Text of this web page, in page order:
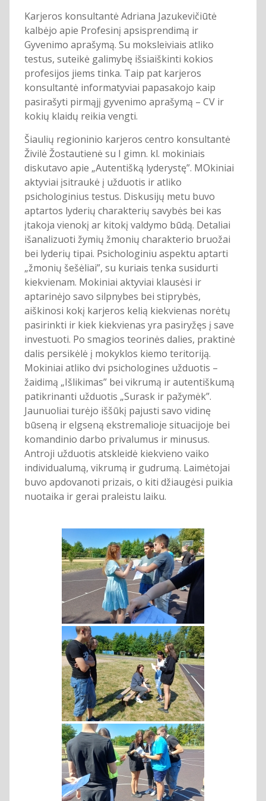
Karjeros konsultantė Adriana Jazukevičiūtė
kalbėjo apie Profesinį apsisprendimą ir
Gyvenimo aprašymą. Su moksleiviais atliko
testus, suteikė galimybę išsiaiškinti kokios
profesijos jiems tinka. Taip pat karjeros
konsultantė informatyviai papasakojo kaip
pasirašyti pirmąjį gyvenimo aprašymą – CV ir
kokių klaidų reikia vengti.
Šiaulių regioninio karjeros centro konsultantė
Živilė Žostautienė su I gimn. kl. mokiniais
diskutavo apie „Autentišką lyderystę”. MOkiniai
aktyviai įsitraukė į užduotis ir atliko
psichologinius testus. Diskusijų metu buvo
aptartos lyderių charakterių savybės bei kas
įtakoja vienokį ar kitokį valdymo būdą. Detaliai
išanalizuoti žymių žmonių charakterio bruožai
bei lyderių tipai. Psichologiniu aspektu aptarti
„žmonių šešėliai”, su kuriais tenka susidurti
kiekvienam. Mokiniai aktyviai klausėsi ir
aptarinėjo savo silpnybes bei stiprybės,
aiškinosi kokį karjeros kelią kiekvienas norėtų
pasirinkti ir kiek kiekvienas yra pasiryžęs į save
investuoti. Po smagios teorinės dalies, praktinė
dalis persikėlė į mokyklos kiemo teritoriją.
Mokiniai atliko dvi psichologines užduotis –
žaidimą „Išlikimas” bei vikrumą ir autentiškumą
patikrinanti užduotis „Surask ir pažymėk”.
Jaunuoliai turėjo iššūkį pajusti savo vidinę
būseną ir elgseną ekstremalioje situacijoje bei
komandinio darbo privalumus ir minusus.
Antroji užduotis atskleidė kiekvieno vaiko
individualumą, vikrumą ir gudrumą. Laimėtojai
buvo apdovanoti prizais, o kiti džiaugėsi puikia
nuotaika ir gerai praleistu laiku.